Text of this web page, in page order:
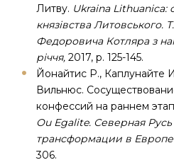
Литву. Ukraina Lithuanica:
князівства Литовського.
Федоровича Котляра з
річчя, 2017, p. 125-145.
Йонайтис Р., Каплунайте
Вильнюс.
конфессий на раннем
Ou Egalite. Северная
трансформации в Европе
306.